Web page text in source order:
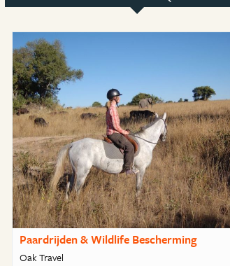
Paardrijden & Wildlife Bescherming
Oak Travel